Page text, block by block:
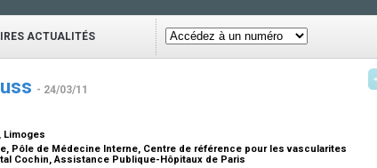
ACTUALITÉS
- 24/03/11
Limoges
Pôle de Médecine Interne, Centre de référence pour les vascularites
Cochin, Assistance Publique-Hôpitaux de Paris